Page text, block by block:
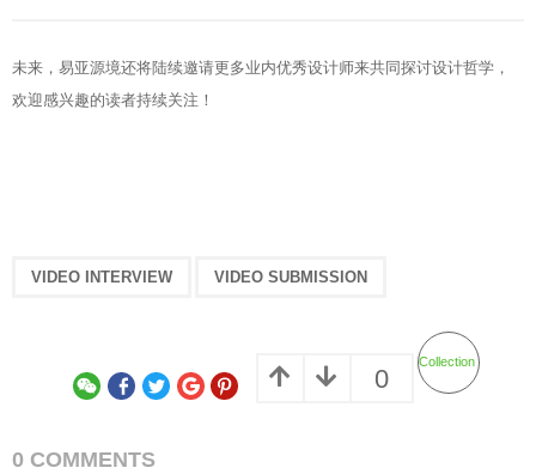
未来，易亚源境还将陆续邀请更多业内优秀设计师来共同探讨设计哲学，
欢迎感兴趣的读者持续关注！
VIDEO INTERVIEW VIDEO SUBMISSION
0
Collection
0 COMMENTS